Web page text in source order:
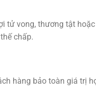
tử vong, thương tật hoặc
chấp.
hàng bảo toàn giá trị